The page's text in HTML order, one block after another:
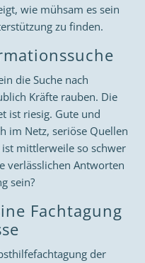
wie mühsam es sein
zu finden.
die Suche nach
Kräfte rauben. Die
ist riesig. Gute und
im Netz, seriöse Quellen
ist mittlerweile so schwer
verlässlichen Antworten
sein?
Fachtagung
der